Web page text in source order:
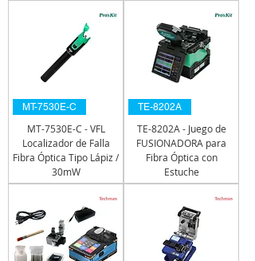
MT-7530E-C
MT-7530E-C - VFL
Localizador de Falla
Fibra Óptica Tipo Lápiz /
30mW
TE-8202A
TE-8202A - Juego de
FUSIONADORA para
Fibra Óptica con
Estuche